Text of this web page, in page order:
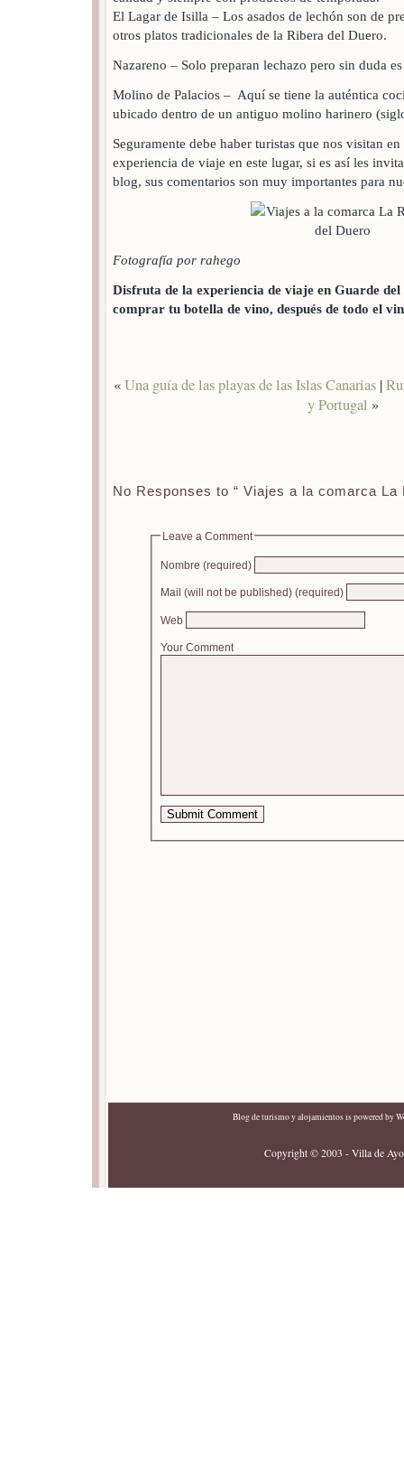
El Lagar de Isilla – Los asados de lechón son de
otros platos tradicionales de la Ribera del Duero.
Nazareno – Solo preparan lechazo pero sin duda
Molino de Palacios – Aquí se tiene la auténtica
ubicado dentro de un antiguo molino harinero
Seguramente debe haber turistas que nos visitan
experiencia de viaje en este lugar, si es así les
blog, sus comentarios son muy importantes para
Fotografía por rahego
Disfruta de la experiencia de viaje en Guarde
comprar tu botella de vino, después de todo el
«Una guía de las playas de las Islas Canarias |
y Portugal »
No Responses to “ Viajes a la comarca La
Leave a Comment
Nombre (required)
Mail (will not be published) (required)
Web
Your Comment
Blog de turismo y alojamientosis powered by
Copyright © 2003 - Villa de